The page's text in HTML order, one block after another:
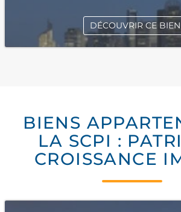
DÉCOUVRIR CE BIEN
BIENS
LA SCPI :
CROISSANCE